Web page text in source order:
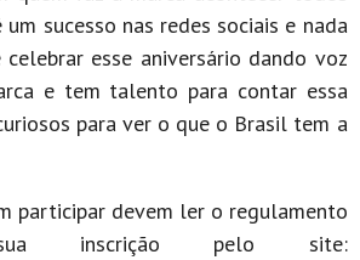
um sucesso nas redes sociais e nada
esse aniversário dando voz
e tem talento para contar essa
para ver o que o Brasil tem a
participar devem ler o regulamento
inscrição pelo site: